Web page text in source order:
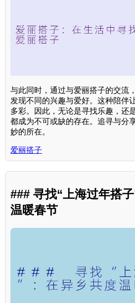
与此同时，通过与爱丽搭子的交流
发现不同的兴趣与爱好。这种陪伴
多彩。因此，无论是寻找乐趣，还
都成为不可或缺的存在。追寻与分
妙的所在。
爱丽搭子
### 寻找“上海过年搭
温暖春节